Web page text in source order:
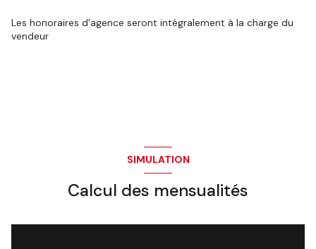
Les honoraires d'agence seront intégralement à la charge du
vendeur
SIMULATION
Calcul des mensualités